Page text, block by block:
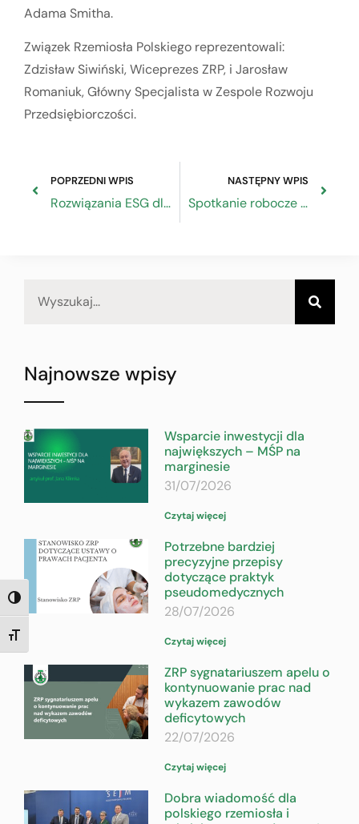
TOGGLE HIGH CONTRAST
TOGGLE FONT SIZE
Adama Smitha.
Związek Rzemiosła Polskiego reprezentowali:
Zdzisław Siwiński, Wiceprezes ZRP, i Jarosław
Romaniuk, Główny Specjalista w Zespole Rozwoju
Przedsiębiorczości.
POPRZEDNI WPIS
Rozwiązania ESG dla przedsiębiorców
NASTĘPNY WPIS
Spotkanie robocze w siedzibie MRiT
Najnowsze wpisy
Wsparcie inwestycji dla
największych – MŚP na
marginesie
31/07/2026
Czytaj więcej
Potrzebne bardziej
precyzyjne przepisy
dotyczące praktyk
pseudomedycznych
28/07/2026
Czytaj więcej
ZRP sygnatariuszem apelu o
kontynuowanie prac nad
wykazem zawodów
deficytowych
22/07/2026
Czytaj więcej
Dobra wiadomość dla
polskiego rzemiosła i